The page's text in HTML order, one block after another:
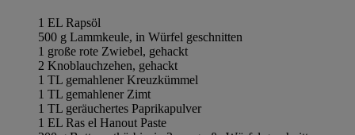
1 EL Rapsöl
500 g Lammkeule, in Würfel geschnitten
1 große rote Zwiebel, gehackt
2 Knoblauchzehen, gehackt
1 TL gemahlener Kreuzkümmel
1 TL gemahlener Zimt
1 TL geräuchertes Paprikapulver
1 EL Ras el Hanout Paste